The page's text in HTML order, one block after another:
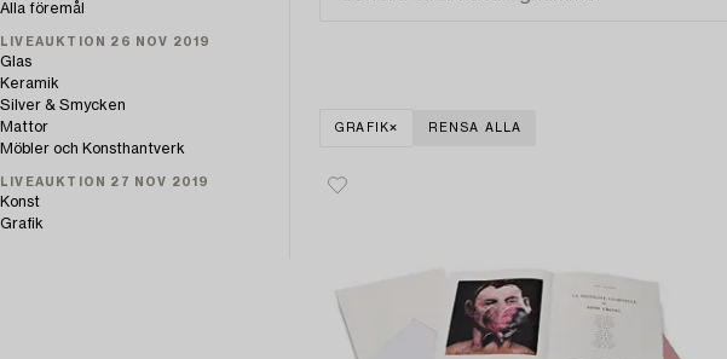
Alla föremål
LIVEAUKTION 26 NOV 2019
Glas
Keramik
Silver & Smycken
Mattor
Möbler och Konsthantverk
LIVEAUKTION 27 NOV 2019
Konst
Grafik
GRAFIK RENSA ALLA